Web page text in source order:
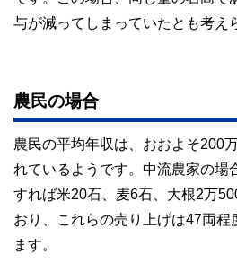
与が減ってしまっていたとも考え
農民の場合
農民の平均年収は、おおよそ200
れているようです。中流農家の場
すれば米20石、麦6石、大根2万
おり、これらの売り上げは47両程
ます。